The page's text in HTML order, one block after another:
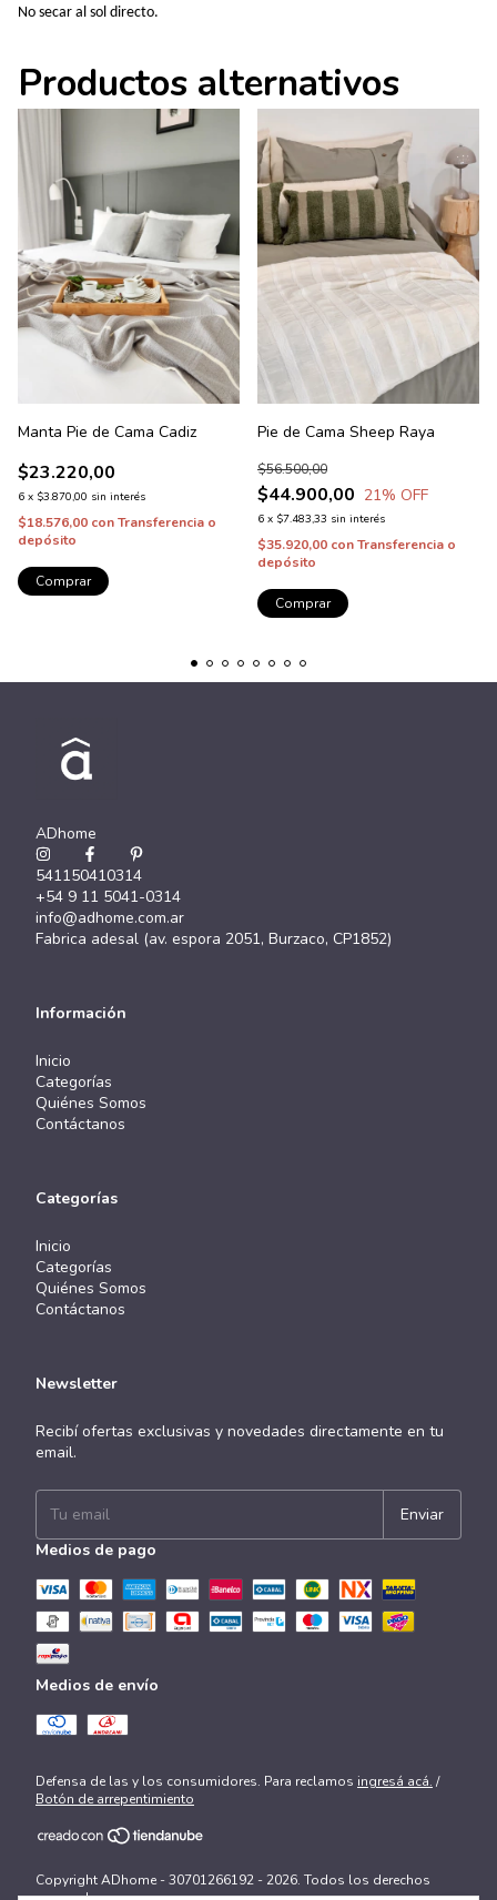
No secar al sol directo.
Productos alternativos
Manta Pie de Cama Cadiz
$23.220,00
6 x $3.870,00 sin interés
$18.576,00 conTransferencia o
depósito
Comprar
Pie de Cama Sheep Raya
$44.900,00
$56.500,00
21% OFF
6 x $7.483,33 sin interés
$35.920,00 conTransferencia o
depósito
Comprar
ADhome
541150410314
+54 9 11 5041-0314
info@adhome.com.ar
Fabrica adesal (av. espora 2051, Burzaco, CP1852)
Información
Inicio
Categorías
Quiénes Somos
Contáctanos
Categorías
Inicio
Categorías
Quiénes Somos
Contáctanos
Newsletter
Recibí ofertas exclusivas y novedades directamente en tu
email.
Medios de pago
Medios de envío
Defensa de las y los consumidores. Para reclamos ingresá acá. /
Botón de arrepentimiento
Copyright ADhome - 30701266192 - 2026. Todos los derechos